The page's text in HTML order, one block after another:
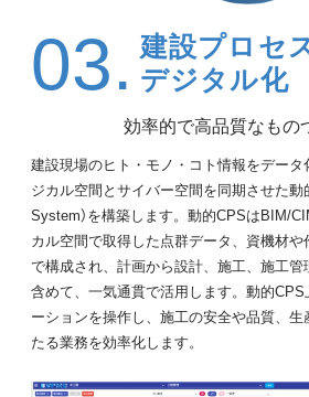
03. 建設プロセ
デジタル化
効率的で高品質なもの
建設現場のヒト・モノ・コト情報をデー
ジカル空間とサイバー空間を同期させた動
System）を構築します。動的CPSはBIM/
カル空間で取得した点群データ、資機材
で構成され、計画から設計、施工、施工
含めて、一気通貫で活用します。動的
ーションを操作し、施工の安全や品質、
たる業務を効率化します。